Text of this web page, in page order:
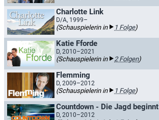
Charlotte Link
D/A, 1999–
(Schauspielerin in 1 Folge)
Katie Fforde
D, 2010–2021
(Schauspielerin in 2 Folgen)
Flemming
D, 2009–2012
(Schauspielerin in 1 Folge)
Countdown - Die Jagd beginnt
D, 2010–2012